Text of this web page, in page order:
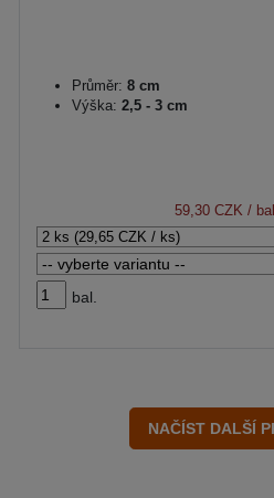
Průměr: 8 cm
Výška: 2,5 - 3 cm
59,30 CZK /
bal.